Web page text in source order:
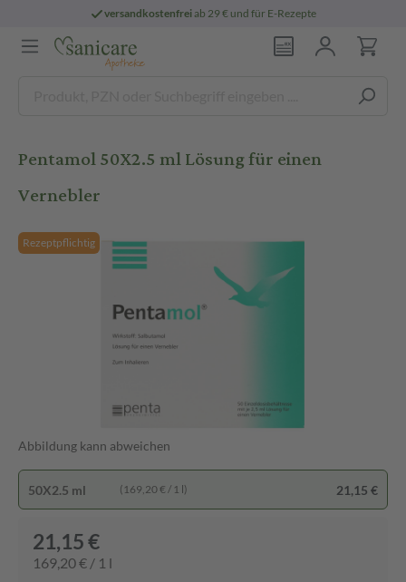
versandkostenfreiab 29 € und für E-Rezepte
Pentamol 50X2.5 ml Lösung für einen
Vernebler
Rezeptpflichtig
Abbildung kann abweichen
50X2.5 ml (169,20 € / 1 l) 21,15 €
21,15 €
169,20 € / 1 l